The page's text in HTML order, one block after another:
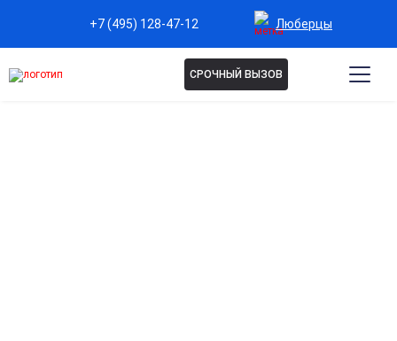
+7 (495) 128-47-12 Люберцы
СРОЧНЫЙ ВЫЗОВ